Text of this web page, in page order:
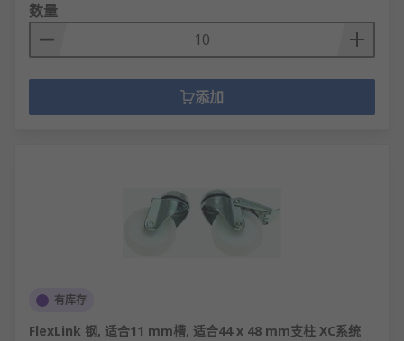
数量
添加
有库存
FlexLink 钢, 适合11 mm槽, 适合44 x 48 mm支柱 XC系统